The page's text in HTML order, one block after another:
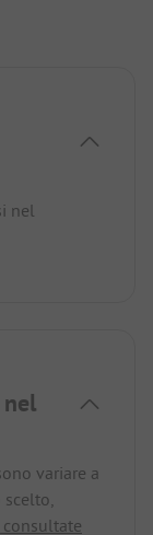
nel
variare a
scelto,
consultate